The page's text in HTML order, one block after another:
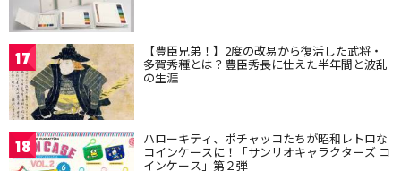
17 【豊臣兄弟！】2度の改易から復活した武将・
多賀秀種とは？豊臣秀長に仕えた半年間と波乱
の生涯
18 ハローキティ、ポチャッコたちが昭和レトロな
コインケースに！「サンリオキャラクターズ コ
インケース」第２弾